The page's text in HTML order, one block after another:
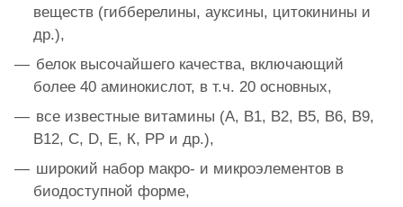
веществ (гибберелины, ауксины, цитокинины и
др.),
белок высочайшего качества, включающий
более 40 аминокислот, в т.ч. 20 основных,
все известные витамины (А, В1, В2, В5, В6, В9,
В12, С, D, Е, К, РР и др.),
широкий набор макро- и микроэлементов в
биодоступной форме,